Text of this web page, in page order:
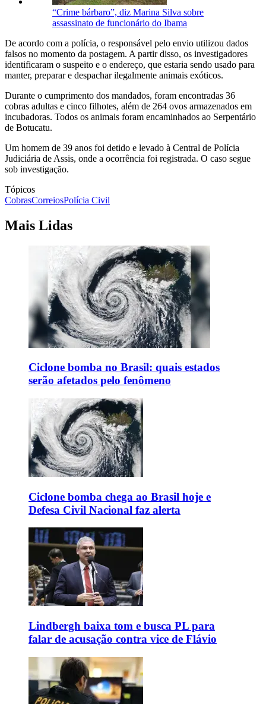
“Crime bárbaro”, diz Marina Silva sobre
assassinato de funcionário do Ibama
De acordo com a polícia, o responsável pelo envio utilizou dados
falsos no momento da postagem. A partir disso, os investigadores
identificaram o suspeito e o endereço, que estaria sendo usado para
manter, preparar e despachar ilegalmente animais exóticos.
Durante o cumprimento dos mandados, foram encontradas 36
cobras adultas e cinco filhotes, além de 264 ovos armazenados em
incubadoras. Todos os animais foram encaminhados ao Serpentário
de Botucatu.
Um homem de 39 anos foi detido e levado à Central de Polícia
Judiciária de Assis, onde a ocorrência foi registrada. O caso segue
sob investigação.
Tópicos
CobrasCorreiosPolícia Civil
Mais Lidas
Ciclone bomba no Brasil: quais estados
serão afetados pelo fenômeno
Ciclone bomba chega ao Brasil hoje e
Defesa Civil Nacional faz alerta
Lindbergh baixa tom e busca PL para
falar de acusação contra vice de Flávio